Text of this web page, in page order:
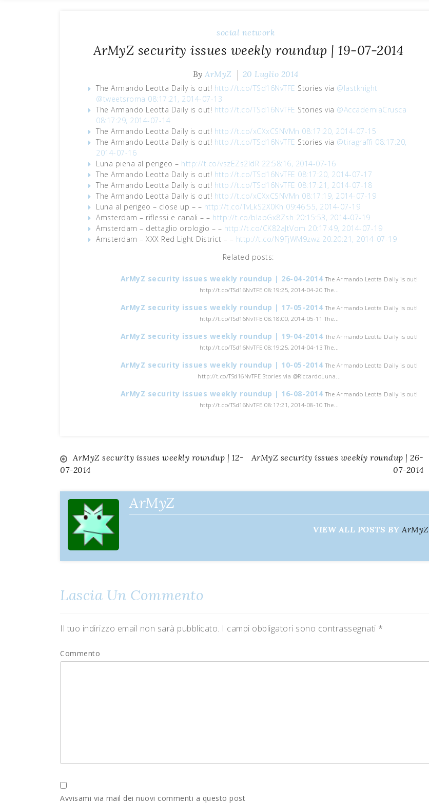
social network
ArMyZ security issues weekly roundup | 19-07-2014
ByArMyZ 20 Luglio 2014
The Armando Leotta Daily is out! http://t.co/TSd16NvTFE Stories via @lastknight
@tweetsroma 08:17:21, 2014-07-13
The Armando Leotta Daily is out! http://t.co/TSd16NvTFE Stories via @AccademiaCrusca
08:17:29, 2014-07-14
The Armando Leotta Daily is out! http://t.co/xCXxCSNVMn 08:17:20, 2014-07-15
The Armando Leotta Daily is out! http://t.co/TSd16NvTFE Stories via @tiragraffi 08:17:20,
2014-07-16
Luna piena al perigeo – http://t.co/vszEZs2IdR 22:58:16, 2014-07-16
The Armando Leotta Daily is out! http://t.co/TSd16NvTFE 08:17:20, 2014-07-17
The Armando Leotta Daily is out! http://t.co/TSd16NvTFE 08:17:21, 2014-07-18
The Armando Leotta Daily is out! http://t.co/xCXxCSNVMn 08:17:19, 2014-07-19
Luna al perigeo – close up – – http://t.co/TvLkS2X0Kh 09:46:55, 2014-07-19
Amsterdam – riflessi e canali – – http://t.co/bIabGx8Zsh 20:15:53, 2014-07-19
Amsterdam – dettaglio orologio – – http://t.co/CK82aJtVom 20:17:49, 2014-07-19
Amsterdam – XXX Red Light District – – http://t.co/N9FjWM9zwz 20:20:21, 2014-07-19
Related posts:
ArMyZ security issues weekly roundup | 26-04-2014The Armando Leotta Daily is out!
http://t.co/TSd16NvTFE 08:19:25, 2014-04-20 The...
ArMyZ security issues weekly roundup | 17-05-2014The Armando Leotta Daily is out!
http://t.co/TSd16NvTFE 08:18:00, 2014-05-11 The...
ArMyZ security issues weekly roundup | 19-04-2014The Armando Leotta Daily is out!
http://t.co/TSd16NvTFE 08:19:25, 2014-04-13 The...
ArMyZ security issues weekly roundup | 10-05-2014The Armando Leotta Daily is out!
http://t.co/TSd16NvTFE Stories via @RiccardoLuna...
ArMyZ security issues weekly roundup | 16-08-2014The Armando Leotta Daily is out!
http://t.co/TSd16NvTFE 08:17:21, 2014-08-10 The...
Navigazione
articoli
ArMyZ security issues weekly roundup | 12-
07-2014
ArMyZ security issues weekly roundup | 26-
07-2014
ArMyZ
VIEW ALL POSTS BYArMyZ
Lascia Un Commento
Il tuo indirizzo email non sarà pubblicato. I campi obbligatori sono contrassegnati *
Commento
Avvisami via mail dei nuovi commenti a questo post